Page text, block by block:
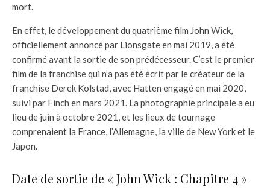
mort.
En effet, le développement du quatrième film John Wick,
officiellement annoncé par Lionsgate en mai 2019, a été
confirmé avant la sortie de son prédécesseur. C’est le premier
film de la franchise qui n’a pas été écrit par le créateur de la
franchise Derek Kolstad, avec Hatten engagé en mai 2020,
suivi par Finch en mars 2021. La photographie principale a eu
lieu de juin à octobre 2021, et les lieux de tournage
comprenaient la France, l’Allemagne, la ville de New York et le
Japon.
Date de sortie de « John Wick : Chapitre 4 »